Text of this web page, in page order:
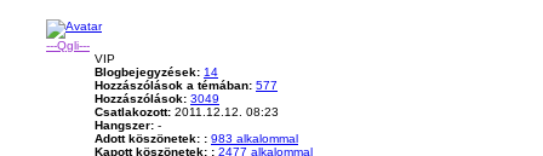
---Qgli---
VIP
Blogbejegyzések: 14
Hozzászólások a témában: 577
Hozzászólások: 3049
Csatlakozott: 2011.12.12. 08:23
Hangszer: -
Adott köszönetek: : 983 alkalommal
Kapott köszönetek: : 2477 alkalommal